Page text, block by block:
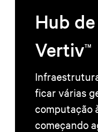
Hub
VertivTM
ficar várias
computação
começando